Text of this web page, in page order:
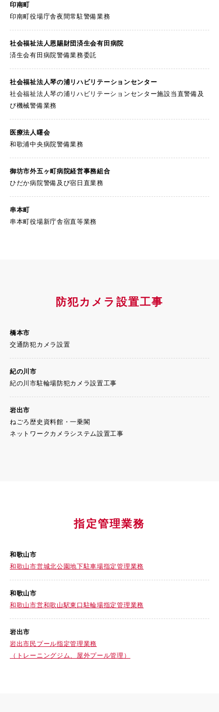
印南町
印南町役場庁舎夜間常駐警備業務
社会福祉法人恩賜財団 済生会有田病院
済生会有田病院警備業務委託
社会福祉法人琴の浦 リハビリテーションセンター
社会福祉法人琴の浦リハビリテーションセンター施設当直警備及
び機械警備業務
医療法人曙会
和歌浦中央病院警備業務
御坊市外五ヶ町病院経営事務組合
ひだか病院警備及び宿日直業務
串本町
串本町役場新庁舎宿直等業務
防犯カメラ設置工事
橋本市
交通防犯カメラ設置
紀の川市
紀の川市駐輪場防犯カメラ設置工事
岩出市
ねごろ歴史資料館・一乗閣
ネットワークカメラシステム設置工事
指定管理業務
和歌山市
和歌山市営城北公園地下駐車場指定管理業務
和歌山市
和歌山市営和歌山駅東口駐輪場指定管理業務
岩出市
岩出市民プール指定管理業務
（トレーニングジム、屋外プール管理）